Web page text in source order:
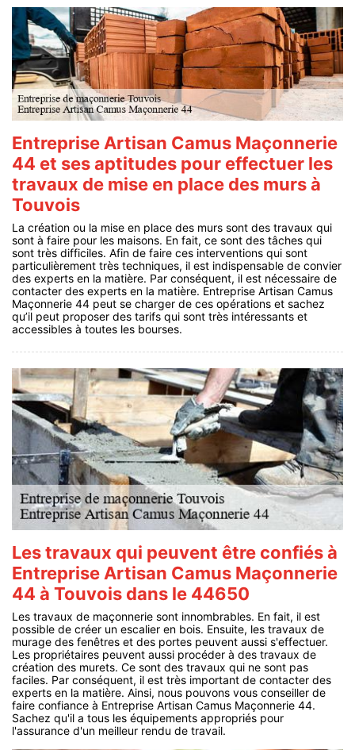
Entreprise Artisan Camus Maçonnerie
44 et ses aptitudes pour effectuer les
travaux de mise en place des murs à
Touvois
La création ou la mise en place des murs sont des travaux qui
sont à faire pour les maisons. En fait, ce sont des tâches qui
sont très difficiles. Afin de faire ces interventions qui sont
particulièrement très techniques, il est indispensable de convier
des experts en la matière. Par conséquent, il est nécessaire de
contacter des experts en la matière. Entreprise Artisan Camus
Maçonnerie 44 peut se charger de ces opérations et sachez
qu’il peut proposer des tarifs qui sont très intéressants et
accessibles à toutes les bourses.
Les travaux qui peuvent être confiés à
Entreprise Artisan Camus Maçonnerie
44 à Touvois dans le 44650
Les travaux de maçonnerie sont innombrables. En fait, il est
possible de créer un escalier en bois. Ensuite, les travaux de
murage des fenêtres et des portes peuvent aussi s'effectuer.
Les propriétaires peuvent aussi procéder à des travaux de
création des murets. Ce sont des travaux qui ne sont pas
faciles. Par conséquent, il est très important de contacter des
experts en la matière. Ainsi, nous pouvons vous conseiller de
faire confiance à Entreprise Artisan Camus Maçonnerie 44.
Sachez qu'il a tous les équipements appropriés pour
l'assurance d'un meilleur rendu de travail.